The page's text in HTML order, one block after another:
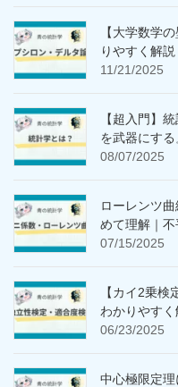
【大学数学
りやすく解説
11/21/2025
【超入門】
を武器にす
08/07/2025
ローレンツ
めて理解｜
07/15/2025
【カイ2乗
わかりやすく
06/23/2025
中心極限定